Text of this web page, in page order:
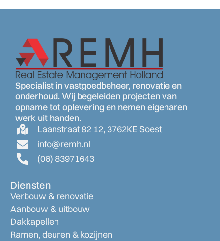
Specialist in vastgoedbeheer, renovatie en
onderhoud. Wij begeleiden projecten van
opname tot oplevering en nemen eigenaren
werk uit handen.
Laanstraat 82 12, 3762KE Soest
info@remh.nl
(06) 83971643
Diensten
Verbouw & renovatie
Aanbouw & uitbouw
Dakkapellen
Ramen, deuren & kozijnen